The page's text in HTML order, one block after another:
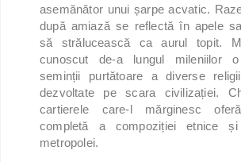
asemănător unui șarpe acvatic.
după amiază se reflectă în apele
să strălucească ca aurul topit.
cunoscut de-a lungul mileniilor
seminții purtătoare a diverse
dezvoltate pe scara civilizației.
cartierele care-l mărginesc
completă a compoziției etnice
metropolei.